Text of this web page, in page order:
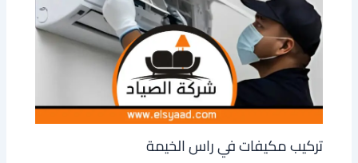
تركيب مكيفات في راس الخيمة